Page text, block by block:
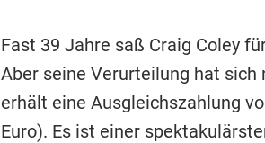
Fast 39 Jahre saß Craig Coley
Aber seine Verurteilung hat
erhält eine Ausgleichszahlung
Euro). Es ist einer